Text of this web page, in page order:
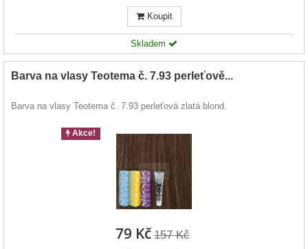
Koupit
Skladem
Barva na vlasy Teotema č. 7.93 perleťově...
Barva na vlasy Teotema č. 7.93 perleťová zlatá blond.
Akce!
79 Kč 157 Kč